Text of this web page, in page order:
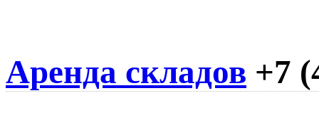
Аренда складов +7